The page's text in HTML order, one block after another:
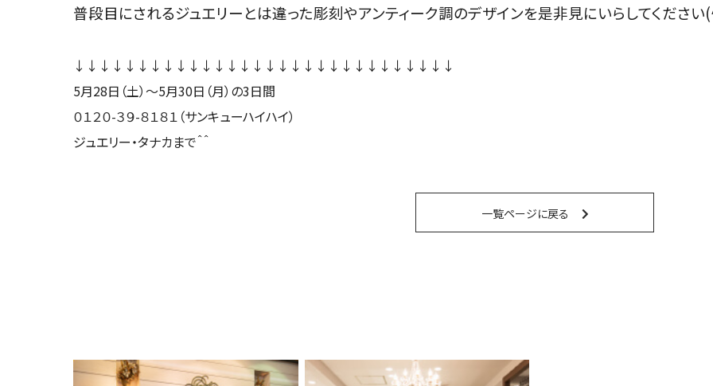
普段目にされるジュエリーとは違った彫刻やアンティーク調のデザインを是非見にいらしてくださ
↓↓↓↓↓↓↓↓↓↓↓↓↓↓↓↓↓↓↓↓↓↓↓↓↓↓↓↓↓↓
5月28日（土）〜5月30日（月）の3日間
０１２０-３９-８１８１ （サンキューハイハイ）
ジュエリー・タナカまで＾＾
一覧ページに戻る